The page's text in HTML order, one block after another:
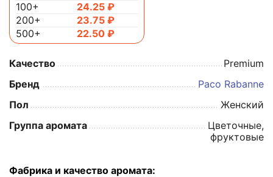
100+
200+
500+
24.25 ₽
23.75 ₽
22.50 ₽
Качество
Premium
Бренд
Paco Rabanne
Пол
Женский
Группа аромата
Цветочные,
фруктовые
Фабрика и качество аромата: